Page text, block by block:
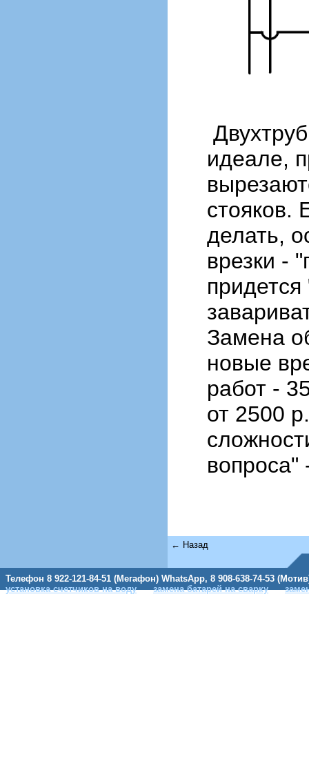
идеале,
стояков.
делать,
врезки -
Замена
новые
работ -
от 2500
← Назад
Телефон 8 922-121-84-51 (Мегафон) WhatsApp, 8 908-638-74-53
установка счетчиков на воду
замена батарей на сварку